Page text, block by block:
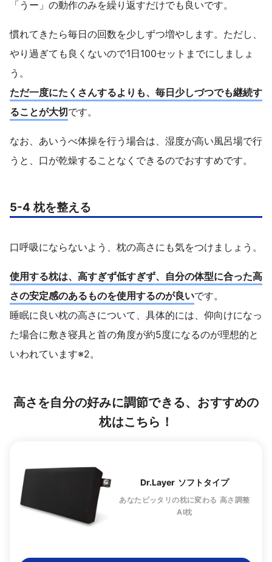
「うー」の動作のみを繰り返すだけでも良いです。
慣れてきたら毎日の回数を少しずつ増やします。ただし、
やり過ぎても良くないので1日100セットまでにしましょ
う。
ただ一度にたくさんするよりも、毎日少しづつでも継続す
ることが大切です。
なお、あいうべ体操を行う場合は、湿度が高い風呂場で行
うと、口が乾燥することなくできるのでおすすめです。
5-4 枕を整える
口呼吸にならないよう、枕の高さにも気をつけましょう。
使用する枕は、高すぎず低すぎず、自分の体型に合った高
さの安定感のあるものを使用するのが良いです。
睡眠に良い枕の高さについて、具体的には、仰向けになっ
た場合に敷き寝具と首の角度が約5度になるのが理想的と
いわれています※2。
高さを自分の好みに調節できる、おすすめの
枕はこちら！
Dr.Layer ソフトタイプ
あなたピッタリの枕に変わる 高さ調整
AI枕